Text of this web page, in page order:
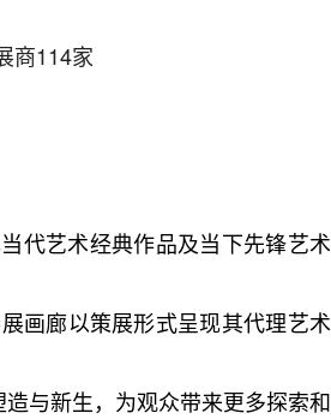
商114家
代艺术经典作品及当下先锋艺术
画廊以策展形式呈现其代理艺术
与新生，为观众带来更多探索和